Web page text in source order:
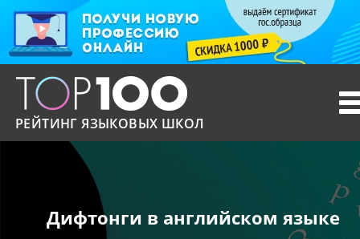
РЕЙТИНГ ЯЗЫКОВЫХ ШКОЛ
Дифтонги в английском языке